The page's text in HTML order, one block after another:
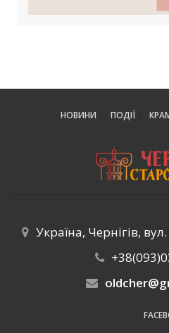
НОВИНИ ПОДІЇ
Україна, Чернігів,